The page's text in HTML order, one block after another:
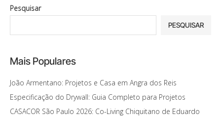
Pesquisar
PESQUISAR
Mais Populares
João Armentano: Projetos e Casa em Angra dos Reis
Especificação do Drywall: Guia Completo para Projetos
CASACOR São Paulo 2026: Co-Living Chiquitano de Eduardo